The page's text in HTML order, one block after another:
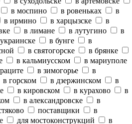
в моспино в ровеньках
в
в ирмино в харцызске
в
в лимане в лутугино
в
в бунге
в
в святогорске
в брянке
в кальмиусском
в мариуполе
в зимогорье
в
в горском в дзержинском
в
в кировском в курахово
в
в александровске
в
поставщики
в
для мостоконструкций в